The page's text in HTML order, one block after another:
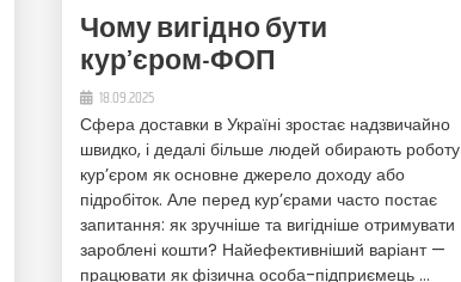
Чому вигідно бути
кур’єром-ФОП
18.09.2025
Сфера доставки в Україні зростає надзвичайно
швидко, і дедалі більше людей обирають роботу
кур’єром як основне джерело доходу або
підробіток. Але перед кур’єрами часто постає
запитання: як зручніше та вигідніше отримувати
зароблені кошти? Найефективніший варіант —
працювати як фізична особа-підприємець …